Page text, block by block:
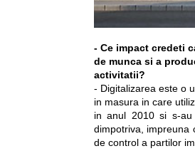
- Ce impact credeti
de munca si a
activitatii?
- Digitalizarea este o
in masura in care
in anul 2010 si s-au
dimpotriva, impreuna
de control a partilor